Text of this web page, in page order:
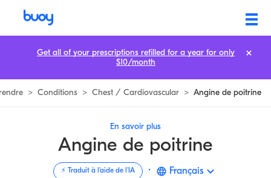
> Conditions > Chest / Cardiovascular > Angine de poitrine
En savoir plus
Angine de poitrine
⚡️ Traduit à l'aide de l'IA · Français
Get all of your prescriptions refilled for a year for only
$10/month